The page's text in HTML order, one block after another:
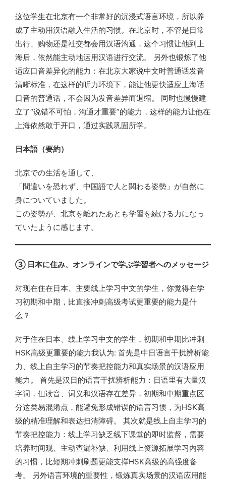
这位学生在北京有一个非常好的沉浸式语言环境，所以养
成了主动用汉语融入生活的习惯。在北京时，不管是日常
出行、购物还是社交都会用汉语沟通，这个习惯让他到上
海后，依然能主动地运用汉语进行交流。 另外也锻炼了他
适应口音差异化的能力：在北京大家说中文时普通话发音
清晰标准，在这样的听力环境下，能让他更快适应上海话
口音的普通话，不会因为发音差异而退缩。 同时也慢慢建
立了“说错不可怕，沟通才重要”的能力，这样的能力让他在
上海依然敢于开口，通过实践巩固所学。
日本語（要約）
北京での生活を通して、
「間違いを恐れず、中国語で人と関わる姿勢」が自然に
身についていました。
この姿勢が、北京を離れたあとも学習を続ける力になっ
ていたように感じます。
③ 日本に住み、オンラインで学ぶ学習者へのメッセージ
对现在住在日本、主要线上学习中文的学生，你觉得在学
习初期和中期，比直接冲刺高级考试更重要的能力是什
么？
对于住在日本、线上学习中文的学生，初期和中期比冲刺
HSK高级更重要的能力我认为: 首先是中日语言干扰辨析能
力、线上自主学习的节奏把控能力和真实场景的汉语应用
能力。 首先是汉日的语言干扰辨析能力：日语里有大量汉
字词，但读音、词义和汉语存在差异，初期和中期重点区
分这类易混淆点，能避免形成错误的语言习惯，为HSK高
级的精准理解和表达扫清障碍。 其次就是线上自主学习的
节奏把控能力：线上学习缺乏线下课堂的即时监督，需要
培养时间观、主动查漏补缺、利用线上资源拓展学习内容
的习惯，比短期冲刺刷题更能支撑HSK高级的高强度备
考。 另外语言环境的重要性，锻炼真实场景的汉语应用能